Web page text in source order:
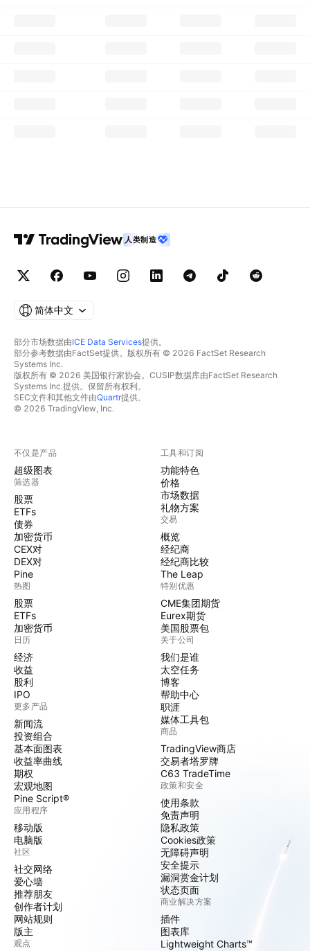
人类制造
简体中文
部分市场数据由ICE Data Services提供。
部分参考数据由FactSet提供。版权所有 © 2026 FactSet Research
Systems Inc.
版权所有 © 2026 美国银行家协会。CUSIP数据库由FactSet Research
Systems Inc.提供。保留所有权利。
SEC文件和其他文件由Quartr提供。
© 2026 TradingView, Inc.
不仅是产品
超级图表
筛选器
股票
ETFs
债券
加密货币
CEX对
DEX对
Pine
热图
股票
ETFs
加密货币
日历
经济
收益
股利
IPO
更多产品
新闻流
投资组合
基本面图表
收益率曲线
期权
宏观地图
Pine Script®
应用程序
移动版
电脑版
社区
社交网络
爱心墙
推荐朋友
创作者计划
网站规则
版主
观点
工具和订阅
功能特色
价格
市场数据
礼物方案
交易
概览
经纪商
经纪商比较
The Leap
特别优惠
CME集团期货
Eurex期货
美国股票包
关于公司
我们是谁
太空任务
博客
帮助中心
职涯
媒体工具包
商品
TradingView商店
交易者塔罗牌
C63 TradeTime
政策和安全
使用条款
免责声明
隐私政策
Cookies政策
无障碍声明
安全提示
漏洞赏金计划
状态页面
商业解决方案
插件
图表库
Lightweight Charts™